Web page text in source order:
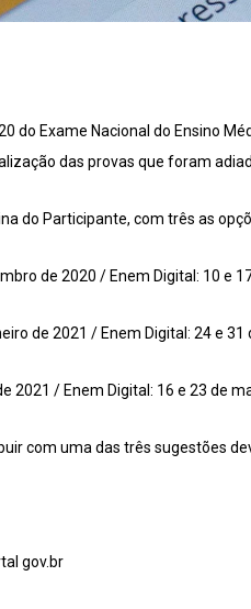
do Exame Nacional do Ensino
das provas que foram
do Participante, com três as
de 2020 / Enem Digital: 10 e
de 2021 / Enem Digital: 24 e 31
2021 / Enem Digital: 16 e 23 de
com uma das três sugestões
gov.br